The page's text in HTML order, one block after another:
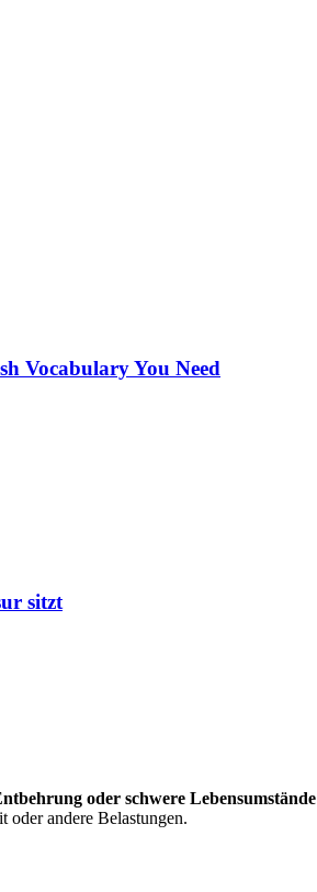
Vocabulary You Need
sitzt
oder schwere Lebensumstände
andere Belastungen.